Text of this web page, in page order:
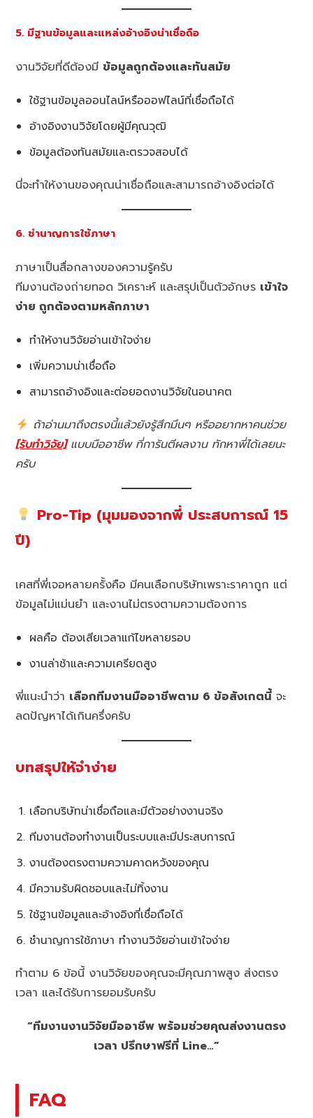
5. มีฐานข้อมูลและแหล่งอ้างอิงน่าเชื่อถือ
งานวิจัยที่ดีต้องมี ข้อมูลถูกต้องและทันสมัย
ใช้ฐานข้อมูลออนไลน์หรือออฟไลน์ที่เชื่อถือได้
อ้างอิงงานวิจัยโดยผู้มีคุณวุฒิ
ข้อมูลต้องทันสมัยและตรวจสอบได้
นี่จะทำให้งานของคุณน่าเชื่อถือและสามารถอ้างอิงต่อได้
6. ชำนาญการใช้ภาษา
ภาษาเป็นสื่อกลางของความรู้ครับ
ทีมงานต้องถ่ายทอด วิเคราะห์ และสรุปเป็นตัวอักษร เข้าใจ
ง่าย ถูกต้องตามหลักภาษา
ทำให้งานวิจัยอ่านเข้าใจง่าย
เพิ่มความน่าเชื่อถือ
สามารถอ้างอิงและต่อยอดงานวิจัยในอนาคต
ถ้าอ่านมาถึงตรงนี้แล้วยังรู้สึกมึนๆ หรืออยากหาคนช่วย
[รับทำวิจัย]แบบมืออาชีพ ที่การันตีผลงาน ทักหาพี่ได้เลยนะ
ครับ
Pro-Tip (มุมมองจากพี่ ประสบการณ์ 15
ปี)
เคสที่พี่เจอหลายครั้งคือ มีคนเลือกบริษัทเพราะราคาถูก แต่
ข้อมูลไม่แม่นยำ และงานไม่ตรงตามความต้องการ
ผลคือ ต้องเสียเวลาแก้ไขหลายรอบ
งานล่าช้าและความเครียดสูง
พี่แนะนำว่า เลือกทีมงานมืออาชีพตาม 6 ข้อสังเกตนี้ จะ
ลดปัญหาได้เกินครึ่งครับ
บทสรุปให้จำง่าย
เลือกบริษัทน่าเชื่อถือและมีตัวอย่างงานจริง
ทีมงานต้องทำงานเป็นระบบและมีประสบการณ์
งานต้องตรงตามความคาดหวังของคุณ
มีความรับผิดชอบและไม่ทิ้งงาน
ใช้ฐานข้อมูลและอ้างอิงที่เชื่อถือได้
ชำนาญการใช้ภาษา ทำงานวิจัยอ่านเข้าใจง่าย
ทำตาม 6 ข้อนี้ งานวิจัยของคุณจะมีคุณภาพสูง ส่งตรง
เวลา และได้รับการยอมรับครับ
“ทีมงานงานวิจัยมืออาชีพ พร้อมช่วยคุณส่งงานตรง
เวลา ปรึกษาฟรีที่ Line…”
FAQ